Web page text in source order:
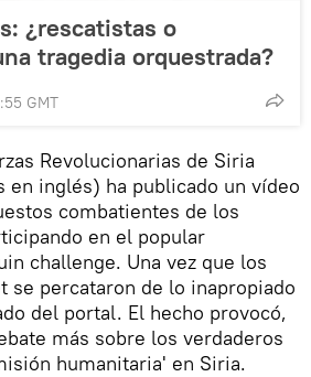
¿rescatistas o
tragedia orquestrada?
GMT
Revolucionarias de Siria
en inglés) ha publicado un vídeo
combatientes de los
en el popular
challenge. Una vez que los
se percataron de lo inapropiado
del portal. El hecho provocó,
más sobre los verdaderos
humanitaria' en Siria.